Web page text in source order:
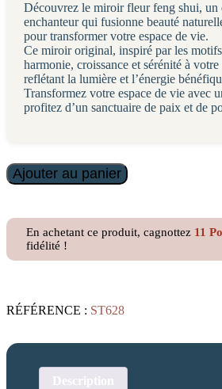
Découvrez le miroir fleur feng shui, un
enchanteur qui fusionne beauté
pour transformer votre espace de vie.
Ce miroir original, inspiré par les
harmonie, croissance et sérénité à
reflétant la lumière et l’énergie
Transformez votre espace de vie avec
profitez d’un sanctuaire de paix et de
quantité
de
Fleurs
dorées
Ajouter au panier
En achetant ce produit, cagnottez 11
fidélité !
RÉFÉRENCE : ST628
Description